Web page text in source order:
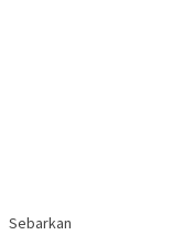
Sebarkan